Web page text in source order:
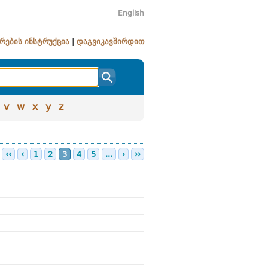
English
ინსტრუქცია დაგვიკავშირდით
v w x y z
‹‹ ‹ 1 2 3 4 5 ... › ››